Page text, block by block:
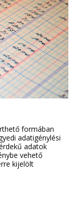
formában
adatigénylési
adatok
vehető
kijelölt